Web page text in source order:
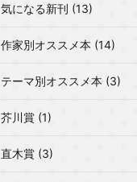
気になる新刊 (13)
作家別オススメ本 (14)
テーマ別オススメ本 (3)
芥川賞 (1)
直木賞 (3)